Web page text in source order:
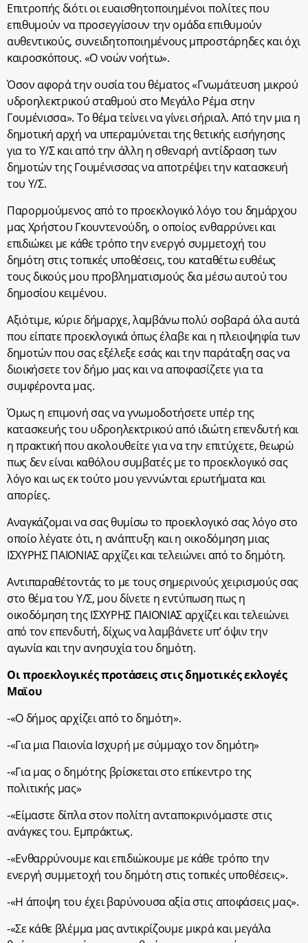
Επιτροπής διότι οι ευαισθητοποιημένοι πολίτες που
επιθυμούν να προσεγγίσουν την ομάδα επιθυμούν
αυθεντικούς, συνειδητοποιημένους μπροστάρηδες και όχι
καιροσκόπους. «Ο νοών νοήτω».
Όσον αφορά την ουσία του θέματος «Γνωμάτευση μικρού
υδροηλεκτρικού σταθμού στο Μεγάλο Ρέμα στην
Γουμένισσα». Το θέμα τείνει να γίνει σήριαλ. Από την μια η
δημοτική αρχή να υπεραμύνεται της θετικής εισήγησης
για το Υ/Σ και από την άλλη η σθεναρή αντίδραση των
δημοτών της Γουμένισσας να αποτρέψει την κατασκευή
του Υ/Σ.
Παρορμούμενος από το προεκλογικό λόγο του δημάρχου
μας Χρήστου Γκουντενούδη, ο οποίος ενθαρρύνει και
επιδιώκει με κάθε τρόπο την ενεργό συμμετοχή του
δημότη στις τοπικές υποθέσεις, του καταθέτω ευθέως
τους δικούς μου προβληματισμούς δια μέσω αυτού του
δημοσίου κειμένου.
Αξιότιμε, κύριε δήμαρχε, λαμβάνω πολύ σοβαρά όλα αυτά
που είπατε προεκλογικά όπως έλαβε και η πλειοψηφία των
δημοτών που σας εξέλεξε εσάς και την παράταξη σας να
διοικήσετε τον δήμο μας και να αποφασίζετε για τα
συμφέροντα μας.
Όμως η επιμονή σας να γνωμοδοτήσετε υπέρ της
κατασκευής του υδροηλεκτρικού από ιδιώτη επενδυτή και
η πρακτική που ακολουθείτε για να την επιτύχετε, θεωρώ
πως δεν είναι καθόλου συμβατές με το προεκλογικό σας
λόγο και ως εκ τούτο μου γεννώνται ερωτήματα και
απορίες.
Αναγκάζομαι να σας θυμίσω το προεκλογικό σας λόγο στο
οποίο λέγατε ότι, η ανάπτυξη και η οικοδόμηση μιας
ΙΣΧΥΡΗΣ ΠΑΙΟΝΙΑΣ αρχίζει και τελειώνει από το δημότη.
Αντιπαραθέτοντάς το με τους σημερινούς χειρισμούς σας
στο θέμα του Υ/Σ, μου δίνετε η εντύπωση πως η
οικοδόμηση της ΙΣΧΥΡΗΣ ΠΑΙΟΝΙΑΣ αρχίζει και τελειώνει
από τον επενδυτή, δίχως να λαμβάνετε υπ’ όψιν την
αγωνία και την ανησυχία του δημότη.
Οι προεκλογικές προτάσεις στις δημοτικές εκλογές
Μαϊου
-«Ο δήμος αρχίζει από το δημότη».
-«Για μια Παιονία Ισχυρή με σύμμαχο τον δημότη»
-«Για μας ο δημότης βρίσκεται στο επίκεντρο της
πολιτικής μας»
-«Είμαστε δίπλα στον πολίτη ανταποκρινόμαστε στις
ανάγκες του. Εμπράκτως.
-«Ενθαρρύνουμε και επιδιώκουμε με κάθε τρόπο την
ενεργή συμμετοχή του δημότη στις τοπικές υποθέσεις».
-«Η άποψη του έχει βαρύνουσα αξία στις αποφάσεις μας».
-«Σε κάθε βλέμμα μας αντικρίζουμε μικρά και μεγάλα